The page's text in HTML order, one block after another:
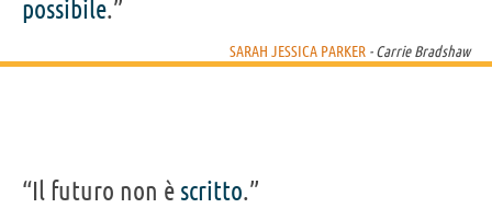
possibile.”
SARAH JESSICA PARKER - Carrie Bradshaw
“Il futuro non è scritto.”